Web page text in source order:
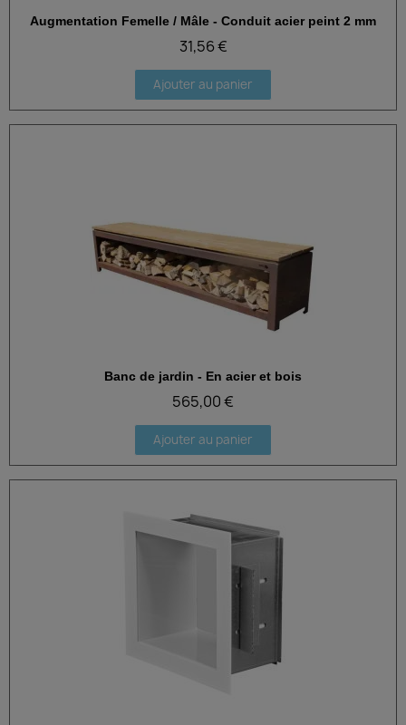
Aperçu rapide
Augmentation Femelle / Mâle - Conduit acier peint 2 mm
31,56 €
Ajouter au panier
Aperçu rapide
Banc de jardin - En acier et bois
565,00 €
Ajouter au panier